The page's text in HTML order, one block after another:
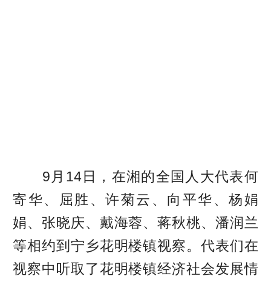
9月14日，在湘的全国人大代表何
寄华、屈胜、许菊云、向平华、杨娟
娟、张晓庆、戴海蓉、蒋秋桃、潘润兰
等相约到宁乡花明楼镇视察。代表们在
视察中听取了花明楼镇经济社会发展情